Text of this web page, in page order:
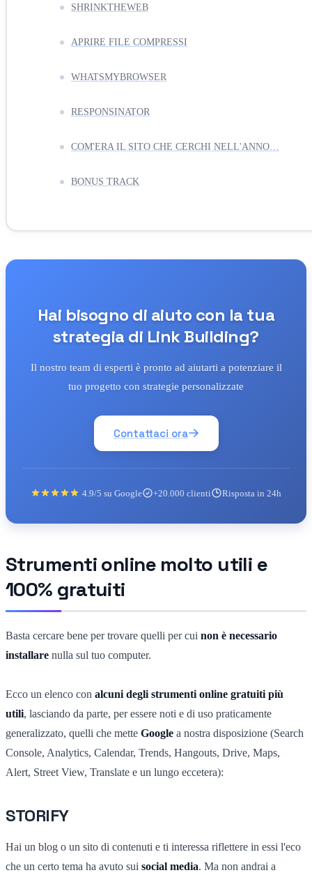
SHRINKTHEWEB
APRIRE FILE COMPRESSI
WHATSMYBROWSER
RESPONSINATOR
COM'ERA IL SITO CHE CERCHI NELL'ANNO…
BONUS TRACK
Hai bisogno di aiuto con la tua
strategia di Link Building?
Il nostro team di esperti è pronto ad aiutarti a potenziare il
tuo progetto con strategie personalizzate
Contattaci ora
4.9/5 su Google +20.000 clienti Risposta in 24h
Strumenti online molto utili e
100% gratuiti
Basta cercare bene per trovare quelli per cui non è necessario
installare nulla sul tuo computer.
Ecco un elenco con alcuni degli strumenti online gratuiti più
utili, lasciando da parte, per essere noti e di uso praticamente
generalizzato, quelli che mette Google a nostra disposizione (Search
Console, Analytics, Calendar, Trends, Hangouts, Drive, Maps,
Alert, Street View, Translate e un lungo eccetera):
STORIFY
Hai un blog o un sito di contenuti e ti interessa riflettere in essi l'eco
che un certo tema ha avuto sui social media. Ma non andrai a